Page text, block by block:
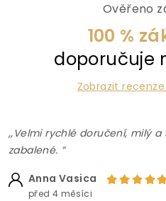
Ověřeno
100 %
doporučuje
Zobrazit
,,Velmi rychlé doručení, milý a
zabalené. ”
Anna Vasica
před 4 měsíci